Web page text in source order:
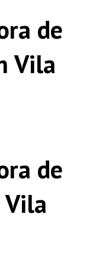
de
Vila
de